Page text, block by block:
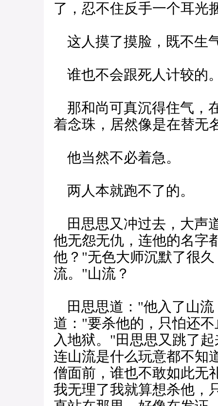
了，忍不住反手一个耳光
这人摸了摸脸，既不生
谁也不会跟死人计较的
那和尚可真沉得住气，
着念珠，居然像是在替无
他当然不必着急。
两人本就跑不了的。
田思思又冲过去，大声
他无怨无仇，连他的名字
他？"无色大师沉默了很
流。"山流？
田思思道："他入了山流
道："要杀他的，只怕还
入地狱。"田思思又跳了
连山流是什么玩意都不知
僧面前，谁也不敢如此无
我无理了我就算想杀他，